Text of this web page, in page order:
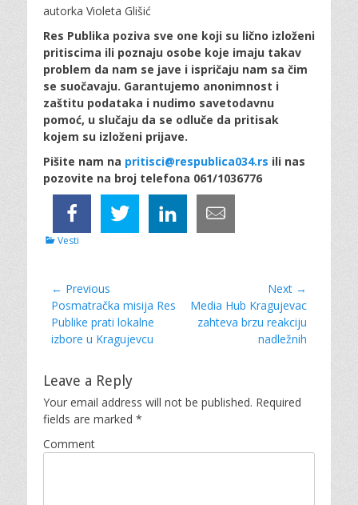
autorka Violeta Glišić
Res Publika poziva sve one koji su lično izloženi
pritiscima ili poznaju osobe koje imaju takav
problem da nam se jave i ispričaju nam sa čim
se suočavaju. Garantujemo anonimnost i
zaštitu podataka i nudimo savetodavnu
pomoć, u slučaju da se odluče da pritisak
kojem su izloženi prijave.
Pišite nam na pritisci@respublica034.rs ili nas
pozovite na broj telefona 061/1036776
C Vesti
Post
navigation
← Previous
Previous
post:
Posmatračka misija Res
Publike prati lokalne
izbore u Kragujevcu
Next →
Next
post:
Media Hub Kragujevac
zahteva brzu reakciju
nadležnih
Leave a Reply
Your email address will not be published. Required
fields are marked *
Comment